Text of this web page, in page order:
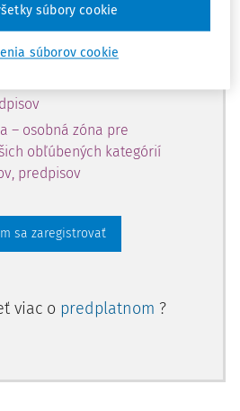
získate prístup aj k
obsahu:
– osobná zóna pre
obľúbených kategórií
predpisov
sa zaregistrovať
viac o predplatnom ?
súborov cookie
súbory cookie